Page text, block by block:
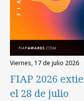
viernes, 17 de julio 2026
FIAP 2026
el 28 de julio